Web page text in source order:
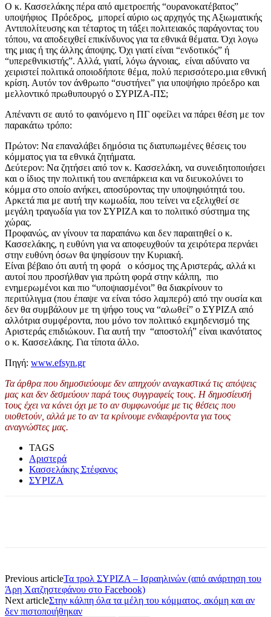
Ο κ. Κασσελάκης πέρα από αμετροεπής “ουρανοκατέβατος”
υποψήφιος Πρόεδρος, μπορεί αύριο ως αρχηγός της Αξιωματικής
Αντιπολίτευσης και τέταρτος τη τάξει πολιτειακός παράγοντας του
τόπου, να αποδειχθεί επικίνδυνος για τα εθνικά θέματα. Όχι λογω
της μιας ή της άλλης άποψης. Όχι γιατί είναι “ενδοτικός” ή
“υπερεθνικιστής”. Αλλά, γιατί, λόγω άγνοιας, είναι αδύνατο να
χειριστεί πολιτικά οποιοδήποτε θέμα, πολύ περισσότερο.μια εθνική
κρίση. Αυτόν τον άνθρωπο “συστήνει” για υποψήφιο πρόεδρο και
μελλοντικό πρωθυπουργό ο ΣΥΡΙΖΑ-ΠΣ;
Απέναντι σε αυτό το φαινόμενο η ΠΓ οφείλει να πάρει θέση με τον
παρακάτω τρόπο:
Πρώτον: Να επαναλάβει δημόσια τις διατυπωμένες θέσεις του
κόμματος για τα εθνικά ζητήματα.
Δεύτερον: Να ζητήσει από τον κ. Κασσελάκη, να συνειδητοποιήσει
και ο ίδιος την πολιτική του ανεπάρκεια και να διευκολύνει το
κόμμα στο οποίο ανήκει, αποσύροντας την υποψηφιότητά του.
Αρκετά πια με αυτή την κωμωδία, που τείνει να εξελιχθεί σε
μεγάλη τραγωδία για τον ΣΥΡΙΖΑ και το πολιτικό σύστημα της
χώρας.
Προφανώς, αν γίνουν τα παραπάνω και δεν παραιτηθεί ο κ.
Κασσελάκης, η ευθύνη για να αποφευχθούν τα χειρότερα περνάει
στην ευθύνη όσων θα ψηφίσουν την Κυριακή.
Είναι βέβαιο ότι αυτή τη φορά ο κόσμος της Αριστεράς, αλλά κι
αυτοί που προσήλθαν για πρώτη φορά στην κάλπη, πιο
ενημερωμένοι και πιο “υποψιασμένοι” θα διακρίνουν το
περιτύλιγμα (που έπαψε να είναι τόσο λαμπερό) από την ουσία και
δεν θα συμβάλουν με τη ψήφο τους να “αλωθεί” ο ΣΥΡΙΖΑ από
αλλότρια συμφέροντα, που μόνο τον πολιτικό εκμηδενισμό της
Αριστεράς επιδιώκουν. Για αυτή την “αποστολή” είναι ικανότατος
ο κ. Κασσελάκης. Για τίποτα άλλο.
Πηγή: www.efsyn.gr
Τα άρθρα που δημοσιεύουμε δεν απηχούν αναγκαστικά τις απόψεις
μας και δεν δεσμεύουν παρά τους συγγραφείς τους. Η δημοσίευσή
τους έχει να κάνει όχι με το αν συμφωνούμε με τις θέσεις που
υιοθετούν, αλλά με το αν τα κρίνουμε ενδιαφέροντα για τους
αναγνώστες μας.
TAGS
Αριστερά
Κασσελάκης Στέφανος
ΣΥΡΙΖΑ
Previous articleΤα τρολ ΣΥΡΙΖΑ – Ισραηλινών (από ανάρτηση του
Άρη Χατζηστεφάνου στο Facebook)
Next articleΣτην κάλπη όλα τα μέλη του κόμματος, ακόμη και αν
δεν πιστοποιήθηκαν